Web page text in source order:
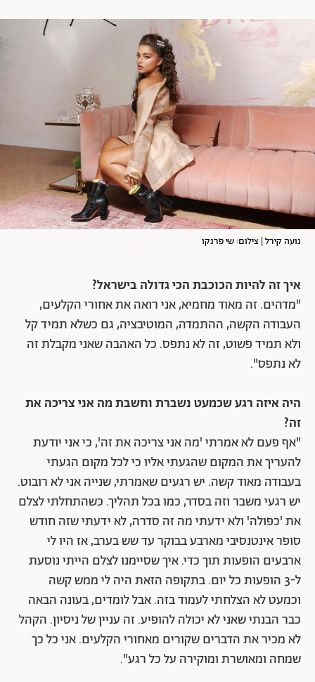
נועה קירל | צילום: שי פרנקו
איך זה להיות הכוכבת הכי גדולה בישראל?
"מדהים. זה מאוד מחמיא, אני רואה את אחורי הקלעים,
העבודה הקשה, ההתמדה, המוטיבציה, גם כשלא תמיד קל
ולא תמיד פשוט, זה לא נתפס. כל האהבה שאני מקבלת זה
לא נתפס".
היה איזה רגע שכמעט נשברת וחשבת מה אני צריכה את
זה?
"אף פעם לא אמרתי 'מה אני צריכה את זה', כי אני יודעת
להעריך את המקום שהגעתי אליו כי לכל מקום הגעתי
בעבודה מאוד קשה. יש רגעים שאמרתי, שנייה אני לא רובוט.
יש רגעי משבר וזה בסדר, כמו בכל תהליך. כשהתחלתי לצלם
את 'כפולה' ולא ידעתי מה זה סדרה, לא ידעתי שזה חודש
סופר אינטנסיבי מארבע בבוקר עד שש בערב, אז היו לי
ארבעים הופעות תוך כדי. איך שסיימנו לצלם הייתי נוסעת
ל-3 הופעות כל יום. בתקופה הזאת היה לי ממש קשה
וכמעט לא הצלחתי לעמוד בזה. אבל לומדים, בעונה הבאה
כבר הבנתי שאני לא יכולה להופיע. זה עניין של ניסיון. הקהל
לא מכיר את הדברים שקורים מאחורי הקלעים. אני כל כך
שמחה ומאושרת ומוקירה על כל רגע".